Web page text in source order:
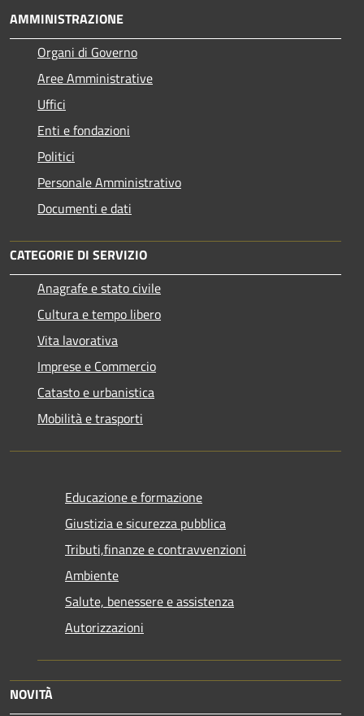
AMMINISTRAZIONE
Organi di Governo
Aree Amministrative
Uffici
Enti e fondazioni
Politici
Personale Amministrativo
Documenti e dati
CATEGORIE DI SERVIZIO
Anagrafe e stato civile
Cultura e tempo libero
Vita lavorativa
Imprese e Commercio
Catasto e urbanistica
Mobilità e trasporti
Educazione e formazione
Giustizia e sicurezza pubblica
Tributi,finanze e contravvenzioni
Ambiente
Salute, benessere e assistenza
Autorizzazioni
NOVITÀ